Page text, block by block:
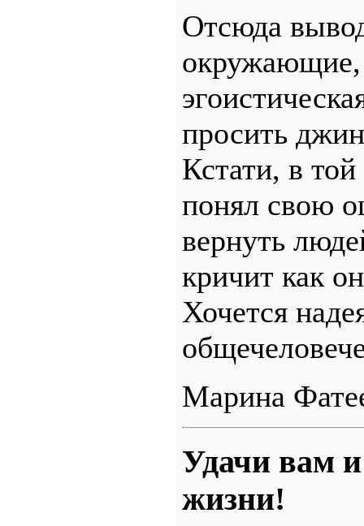
Отсюда
окружающие,
просить
Кстати, в
понял свою
вернуть
кричит как
Хочется
Марина
Удачи вам
жизни!